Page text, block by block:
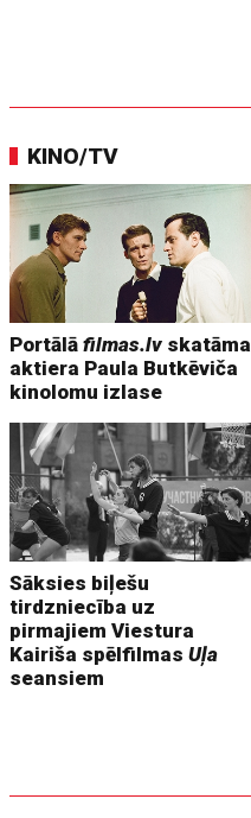
KINO/TV
Portālāfilmas.lv skatāma
aktiera Paula Butkēviča
kinolomu izlase
Sāksies biļešu
tirdzniecība uz
pirmajiem Viestura
Kairiša spēlfilmasUļa
seansiem